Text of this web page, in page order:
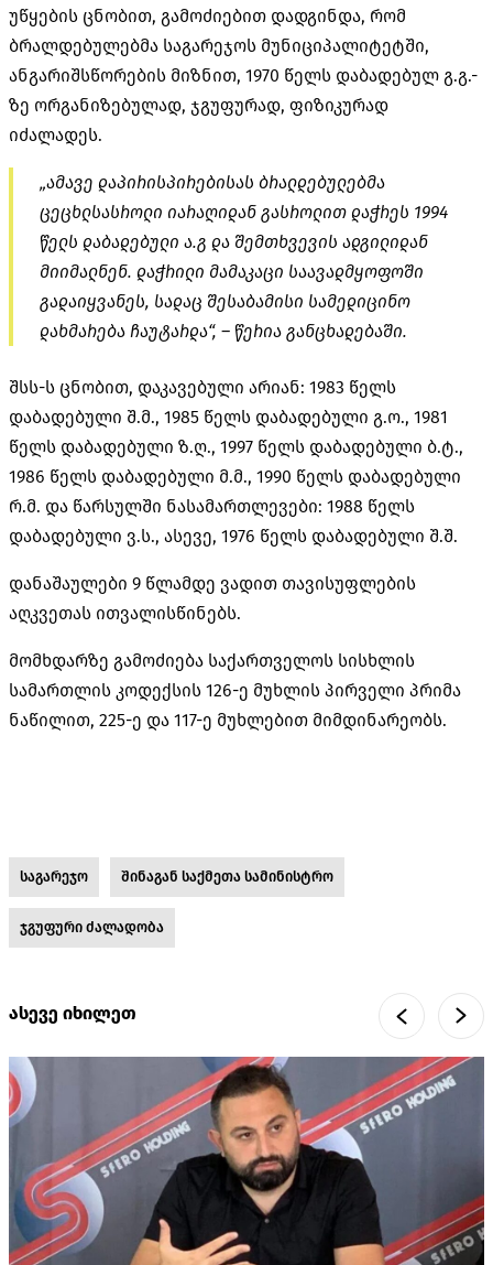
უწყების ცნობით, გამოძიებით დადგინდა, რომ
ბრალდებულებმა საგარეჯოს მუნიციპალიტეტში,
ანგარიშსწორების მიზნით, 1970 წელს დაბადებულ გ.გ.-
ზე ორგანიზებულად, ჯგუფურად, ფიზიკურად
იძალადეს.
„ამავე დაპირისპირებისას ბრალდებულებმა
ცეცხლსასროლი იარაღიდან გასროლით დაჭრეს 1994
წელს დაბადებული ა.გ და შემთხვევის ადგილიდან
მიიმალნენ. დაჭრილი მამაკაცი საავადმყოფოში
გადაიყვანეს, სადაც შესაბამისი სამედიცინო
დახმარება ჩაუტარდა“, – წერია განცხადებაში.
შსს-ს ცნობით, დაკავებული არიან: 1983 წელს
დაბადებული შ.მ., 1985 წელს დაბადებული გ.ო., 1981
წელს დაბადებული ზ.ღ., 1997 წელს დაბადებული ბ.ტ.,
1986 წელს დაბადებული მ.მ., 1990 წელს დაბადებული
რ.მ. და წარსულში ნასამართლევები: 1988 წელს
დაბადებული ვ.ს., ასევე, 1976 წელს დაბადებული შ.შ.
დანაშაულები 9 წლამდე ვადით თავისუფლების
აღკვეთას ითვალისწინებს.
მომხდარზე გამოძიება საქართველოს სისხლის
სამართლის კოდექსის 126-ე მუხლის პირველი პრიმა
ნაწილით, 225-ე და 117-ე მუხლებით მიმდინარეობს.
საგარეჯო შინაგან საქმეთა სამინისტრო
ჯგუფური ძალადობა
ასევე იხილეთ